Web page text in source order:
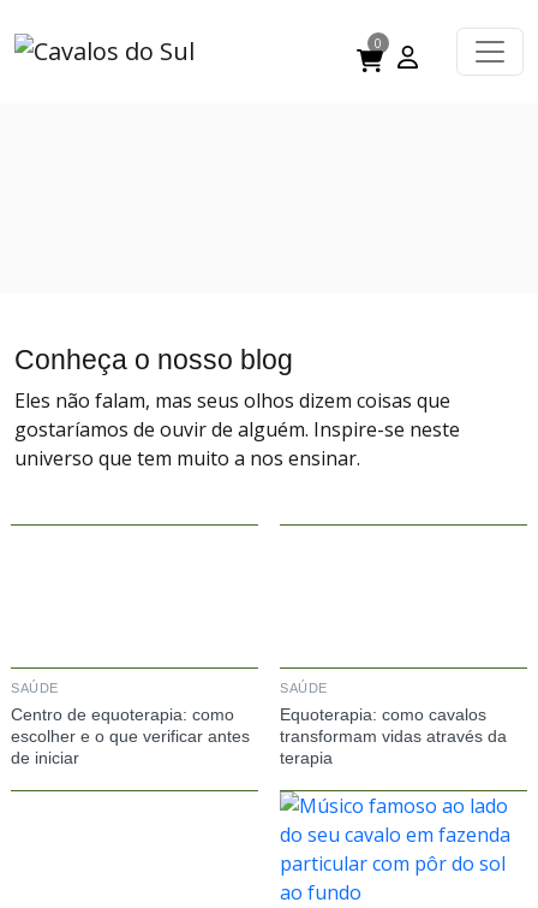
0
Conheça o nosso blog
Eles não falam, mas seus olhos dizem coisas que
gostaríamos de ouvir de alguém. Inspire-se neste
universo que tem muito a nos ensinar.
SAÚDE
Centro de equoterapia: como
escolher e o que verificar antes
de iniciar
SAÚDE
Equoterapia: como cavalos
transformam vidas através da
terapia